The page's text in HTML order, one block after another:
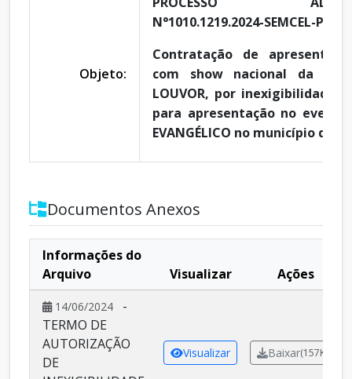
Objeto:
N°1010.1219.2024-SEMCEL-PMI
Contratação de
com show nacional da
LOUVOR, por inexigibilidade
para apresentação no evento
EVANGÉLICO no município de
Documentos Anexos
Informações do
Arquivo
Visualizar Ações
14/06/2024
-
TERMO DE
AUTORIZAÇÃO
DE
Visualizar Baixar(157KB)